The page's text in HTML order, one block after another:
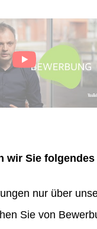
wir Sie folgendes
nur über
Sie von